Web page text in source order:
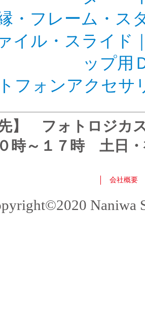
・フレーム・ス
イル・スライド
ップ用
フォンアクセサ
先】 フォトロジ
時～１７時 土日・
会社概要
Naniwa